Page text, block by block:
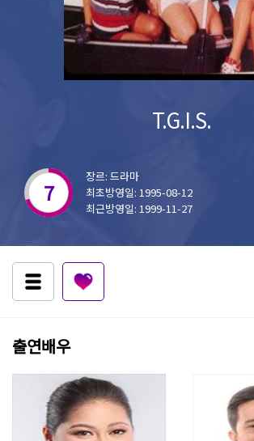
T.G.I.S.
7
장르: 드라마
최초방영일: 1995-08-12
최근방영일: 1999-11-27
출연배우